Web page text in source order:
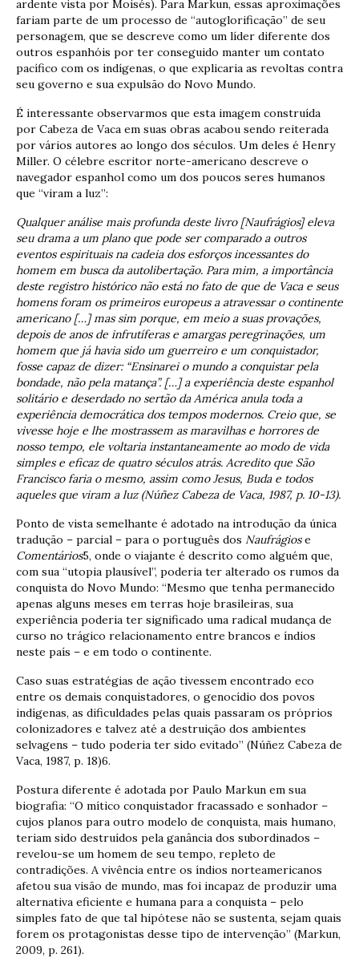
ardente vista por Moisés). Para Markun, essas aproximações
fariam parte de um processo de “autoglorificação” de seu
personagem, que se descreve como um líder diferente dos
outros espanhóis por ter conseguido manter um contato
pacífico com os indígenas, o que explicaria as revoltas contra
seu governo e sua expulsão do Novo Mundo.
É interessante observarmos que esta imagem construída
por Cabeza de Vaca em suas obras acabou sendo reiterada
por vários autores ao longo dos séculos. Um deles é Henry
Miller. O célebre escritor norte-americano descreve o
navegador espanhol como um dos poucos seres humanos
que “viram a luz”:
Qualquer análise mais profunda deste livro [Naufrágios] eleva
seu drama a um plano que pode ser comparado a outros
eventos espirituais na cadeia dos esforços incessantes do
homem em busca da autolibertação. Para mim, a importância
deste registro histórico não está no fato de que de Vaca e seus
homens foram os primeiros europeus a atravessar o continente
americano […] mas sim porque, em meio a suas provações,
depois de anos de infrutíferas e amargas peregrinações, um
homem que já havia sido um guerreiro e um conquistador,
fosse capaz de dizer: “Ensinarei o mundo a conquistar pela
bondade, não pela matança”. […] a experiência deste espanhol
solitário e deserdado no sertão da América anula toda a
experiência democrática dos tempos modernos. Creio que, se
vivesse hoje e lhe mostrassem as maravilhas e horrores de
nosso tempo, ele voltaria instantaneamente ao modo de vida
simples e eficaz de quatro séculos atrás. Acredito que São
Francisco faria o mesmo, assim como Jesus, Buda e todos
aqueles que viram a luz (Núñez Cabeza de Vaca, 1987, p. 10-13).
Ponto de vista semelhante é adotado na introdução da única
tradução – parcial – para o português dos Naufrágiose
Comentários5, onde o viajante é descrito como alguém que,
com sua “utopia plausível”, poderia ter alterado os rumos da
conquista do Novo Mundo: “Mesmo que tenha permanecido
apenas alguns meses em terras hoje brasileiras, sua
experiência poderia ter significado uma radical mudança de
curso no trágico relacionamento entre brancos e índios
neste país – e em todo o continente.
Caso suas estratégias de ação tivessem encontrado eco
entre os demais conquistadores, o genocídio dos povos
indígenas, as dificuldades pelas quais passaram os próprios
colonizadores e talvez até a destruição dos ambientes
selvagens – tudo poderia ter sido evitado” (Núñez Cabeza de
Vaca, 1987, p. 18)6.
Postura diferente é adotada por Paulo Markun em sua
biografia: “O mítico conquistador fracassado e sonhador –
cujos planos para outro modelo de conquista, mais humano,
teriam sido destruídos pela ganância dos subordinados –
revelou-se um homem de seu tempo, repleto de
contradições. A vivência entre os índios norteamericanos
afetou sua visão de mundo, mas foi incapaz de produzir uma
alternativa eficiente e humana para a conquista – pelo
simples fato de que tal hipótese não se sustenta, sejam quais
forem os protagonistas desse tipo de intervenção” (Markun,
2009, p. 261).